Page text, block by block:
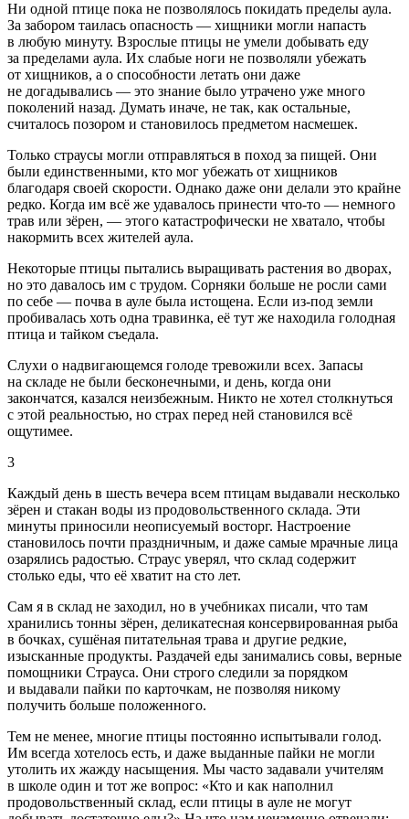
Ни одной птице пока не позволялось покидать пределы аула.
За забором таилась опасность — хищники могли напасть
в любую минуту. Взрослые птицы не умели добывать еду
за пределами аула. Их слабые ноги не позволяли убежать
от хищников, а о способности летать они даже
не догадывались — это знание было утрачено уже много
поколений назад. Думать иначе, не так, как остальные,
считалось позором и становилось предметом насмешек.
Только страусы могли отправляться в поход за пищей. Они
были единственными, кто мог убежать от хищников
благодаря своей скорости. Однако даже они делали это крайне
редко. Когда им всё же удавалось принести что-то — немного
трав или зёрен, — этого катастрофически не хватало, чтобы
накормить всех жителей аула.
Некоторые птицы пытались выращивать растения во дворах,
но это давалось им с трудом. Сорняки больше не росли сами
по себе — почва в ауле была истощена. Если из-под земли
пробивалась хоть одна травинка, её тут же находила голодная
птица и тайком съедала.
Слухи о надвигающемся голоде тревожили всех. Запасы
на складе не были бесконечными, и день, когда они
закончатся, казался неизбежным. Никто не хотел столкнуться
с этой реальностью, но страх перед ней становился всё
ощутимее.
3
Каждый день в шесть вечера всем птицам выдавали несколько
зёрен и стакан воды из продовольственного склада. Эти
минуты приносили неописуемый восторг. Настроение
становилось почти праздничным, и даже самые мрачные лица
озарялись радостью. Страус уверял, что склад содержит
столько еды, что её хватит на сто лет.
Сам я в склад не заходил, но в учебниках писали, что там
хранились тонны зёрен, деликатесная консервированная рыба
в бочках, сушёная питательная трава и другие редкие,
изысканные продукты. Раздачей еды занимались совы, верные
помощники Страуса. Они строго следили за порядком
и выдавали пайки по карточкам, не позволяя никому
получить больше положенного.
Тем не менее, многие птицы постоянно испытывали голод.
Им всегда хотелось есть, и даже выданные пайки не могли
утолить их жажду насыщения. Мы часто задавали учителям
в школе один и тот же вопрос: «Кто и как наполнил
продовольственный склад, если птицы в ауле не могут